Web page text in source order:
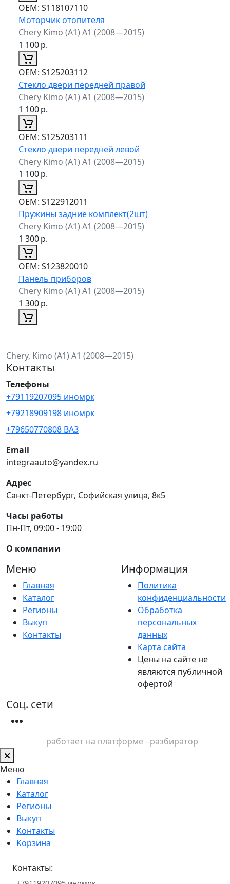
ОЕМ: S118107110
Моторчик отопителя
Chery Kimo (A1) A1 (2008—2015)
1 100р.
ОЕМ: S125203112
Стекло двери передней правой
Chery Kimo (A1) A1 (2008—2015)
1 100р.
ОЕМ: S125203111
Стекло двери передней левой
Chery Kimo (A1) A1 (2008—2015)
1 100р.
ОЕМ: S122912011
Пружины задние комплект(2шт)
Chery Kimo (A1) A1 (2008—2015)
1 300р.
ОЕМ: S123820010
Панель приборов
Chery Kimo (A1) A1 (2008—2015)
1 300р.
Chery, Kimo (A1) A1 (2008—2015)
Контакты
Телефоны
+79119207095 иномрк
+79218909198 иномрк
+79650770808 ВАЗ
Email
integraauto@yandex.ru
Адрес
Санкт-Петербург, Софийская улица, 8к5
Часы работы
Пн-Пт, 09:00 - 19:00
О компании
Меню
Главная
Каталог
Регионы
Выкуп
Контакты
Информация
Политика
конфиденциальности
Обработка
персональных
данных
Карта сайта
Цены на сайте не
являются публичной
офертой
Соц. сети
работает на платформе - разбиратор
Меню
Главная
Каталог
Регионы
Выкуп
Контакты
Корзина
Контакты: